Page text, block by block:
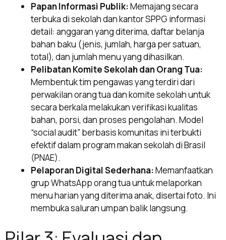
Papan Informasi Publik:Memajang secara
terbuka di sekolah dan kantor SPPG informasi
detail: anggaran yang diterima, daftar belanja
bahan baku (jenis, jumlah, harga per satuan,
total), dan jumlah menu yang dihasilkan.
Pelibatan Komite Sekolah dan Orang Tua:
Membentuk tim pengawas yang terdiri dari
perwakilan orang tua dan komite sekolah untuk
secara berkala melakukan verifikasi kualitas
bahan, porsi, dan proses pengolahan. Model
“social audit” berbasis komunitas ini terbukti
efektif dalam program makan sekolah di Brasil
(PNAE).
Pelaporan Digital Sederhana:Memanfaatkan
grup WhatsApp orang tua untuk melaporkan
menu harian yang diterima anak, disertai foto. Ini
membuka saluran umpan balik langsung.